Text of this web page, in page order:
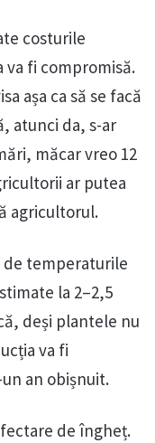
costurile
va fi compromisă.
așa ca să se facă
atunci da, s-ar
măcar vreo 12
ar putea
agricultorul.
de temperaturile
la 2–2,5
deși plantele nu
va fi
an obișnuit.
de îngheț.